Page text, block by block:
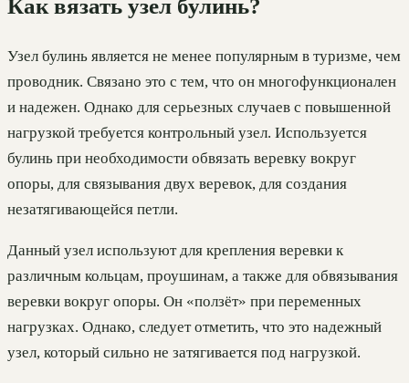
Как вязать узел булинь?
Узел булинь является не менее популярным в туризме, чем
проводник. Связано это с тем, что он многофункционален
и надежен. Однако для серьезных случаев с повышенной
нагрузкой требуется контрольный узел. Используется
булинь при необходимости обвязать веревку вокруг
опоры, для связывания двух веревок, для создания
незатягивающейся петли.
Данный узел используют для крепления веревки к
различным кольцам, проушинам, а также для обвязывания
веревки вокруг опоры. Он «ползёт» при переменных
нагрузках. Однако, следует отметить, что это надежный
узел, который сильно не затягивается под нагрузкой.